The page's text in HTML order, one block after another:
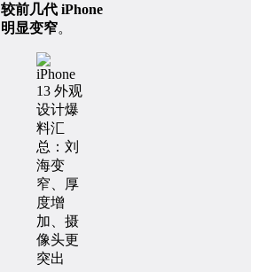
较前几代 iPhone
明显变窄。